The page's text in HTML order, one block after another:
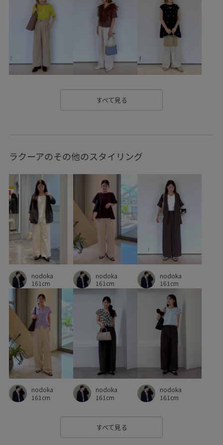
デイリー使い トレンド感 トートバッグ ハリ感
フェイクレザー ベーシック ベーシックカラー
ミニバッグ ミニマル
レモン ワンショルダー ワンピース ヴィンテージ
形がかわいい 機能素材 歩きやすい
すべて見る
ラクーアのその他のスタイリング
nodoka
161cm
nodoka
161cm
nodoka
161cm
nodoka
161cm
nodoka
161cm
nodoka
161cm
すべて見る